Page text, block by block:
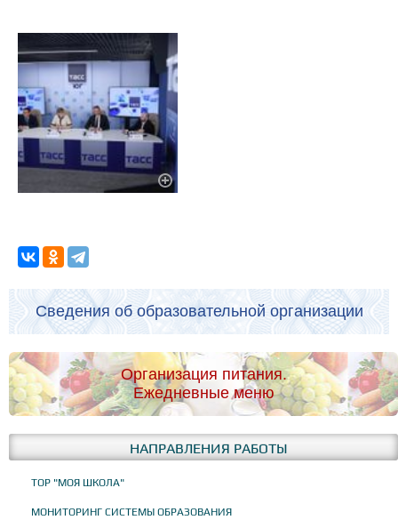
Сведения об образовательной организации
Организация питания.
Ежедневные меню
НАПРАВЛЕНИЯ РАБОТЫ
ТОР "МОЯ ШКОЛА"
МОНИТОРИНГ СИСТЕМЫ ОБРАЗОВАНИЯ